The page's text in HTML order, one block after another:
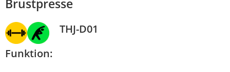
Brustpresse
THJ-D01
Funktion: